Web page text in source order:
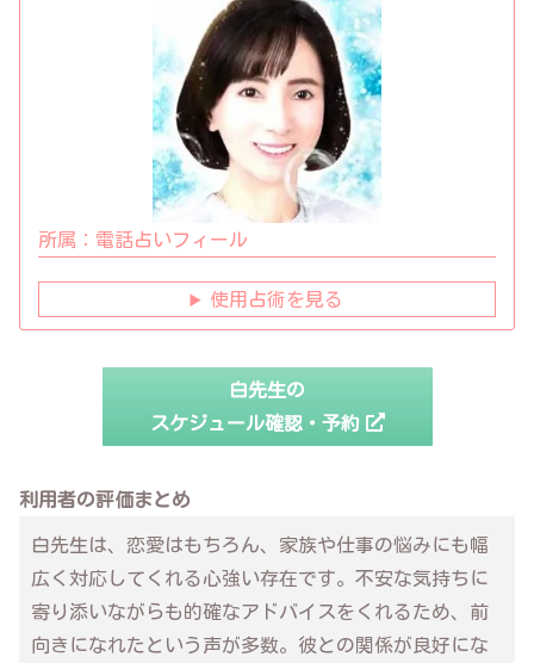
所属： 電話占いフィール
使用占術を見る
白先生の
スケジュール確認・予約
利用者の評価まとめ
白先生は、恋愛はもちろん、家族や仕事の悩みにも幅
広く対応してくれる心強い存在です。不安な気持ちに
寄り添いながらも的確なアドバイスをくれるため、前
向きになれたという声が多数。彼との関係が良好にな